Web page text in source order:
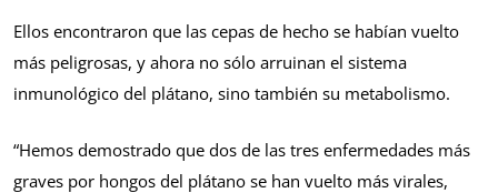
Ellos encontraron que las cepas de hecho se habían vuelto
más peligrosas, y ahora no sólo arruinan el sistema
inmunológico del plátano, sino también su metabolismo.
“Hemos demostrado que dos de las tres enfermedades más
graves por hongos del plátano se han vuelto más virales,